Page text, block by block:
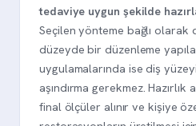
tedaviye uygun şekilde
Seçilen yönteme bağlı olarak
düzeyde bir düzenleme
uygulamalarında ise diş
aşındırma gerekmez. Hazırlık
final ölçüler alınır ve kişiye